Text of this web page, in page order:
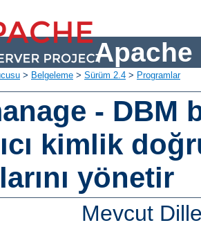
Apache
> Belgeleme > Sürüm 2.4 > Programlar
- DBM
kimlik
yönetir
Mevcut